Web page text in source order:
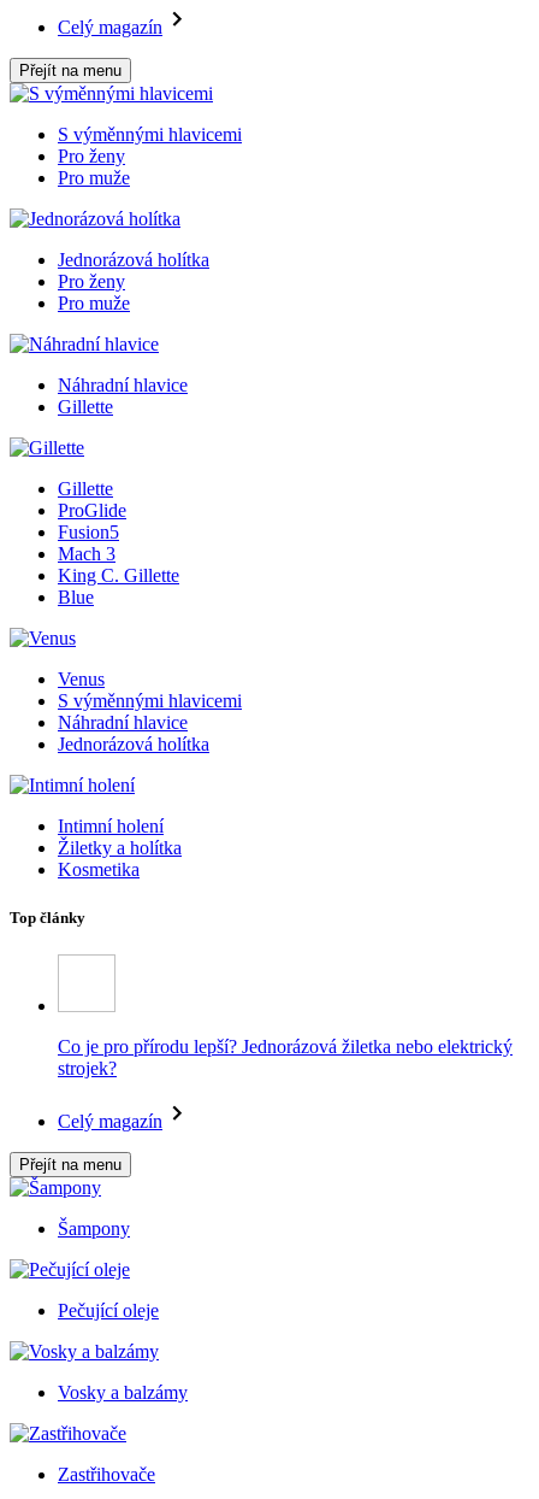
Celý magazín
Přejít na menu
S výměnnými hlavicemi
Pro ženy
Pro muže
Jednorázová holítka
Pro ženy
Pro muže
Náhradní hlavice
Gillette
Gillette
ProGlide
Fusion5
Mach 3
King C. Gillette
Blue
Venus
S výměnnými hlavicemi
Náhradní hlavice
Jednorázová holítka
Intimní holení
Žiletky a holítka
Kosmetika
Top články
Co je pro přírodu lepší? Jednorázová žiletka nebo elektrický
strojek?
Celý magazín
Přejít na menu
Šampony
Pečující oleje
Vosky a balzámy
Zastřihovače